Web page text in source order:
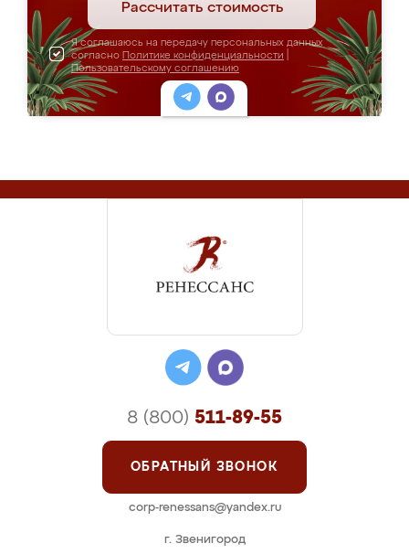
Рассчитать стоимость
Я соглашаюсь на передачу персональных данных
согласно Политике конфиденциальности
Пользовательскому соглашению
г. Звенигород
8 (800) 511-89-55
ОБРАТНЫЙ ЗВОНОК
corp-renessans@yandex.ru